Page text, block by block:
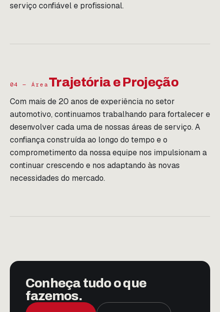
serviço confiável e profissional.
04 — Área Trajetória e Projeção
Com mais de 20 anos de experiência no setor
automotivo, continuamos trabalhando para fortalecer e
desenvolver cada uma de nossas áreas de serviço. A
confiança construída ao longo do tempo e o
comprometimento da nossa equipe nos impulsionam a
continuar crescendo e nos adaptando às novas
necessidades do mercado.
Conheça tudo o que
fazemos.